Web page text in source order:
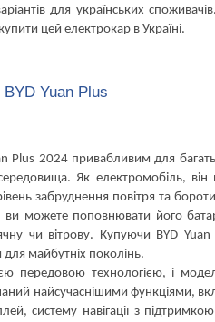
для українських
цей електрокар в Україні.
BYD Yuan Plus
Plus 2024 привабливим для
Як електромобіль, він
забруднення повітря та
ви можете поповнювати його
чи вітрову. Купуючи BYD Yuan
майбутніх поколінь.
передовою технологією, і
найсучаснішими функціями,
систему навігації з